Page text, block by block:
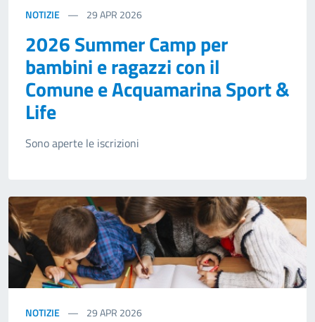
NOTIZIE 29APR 2026
2026 Summer Camp per
bambini e ragazzi con il
Comune e Acquamarina Sport &
Life
Sono aperte le iscrizioni
NOTIZIE 29APR 2026